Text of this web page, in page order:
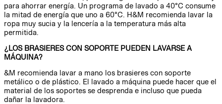
para ahorrar energía. Un programa de lavado a 40°C consume
la mitad de energía que uno a 60°C. H&M recomienda lavar la
ropa muy sucia y la lencería a la temperatura más alta
permitida.
¿LOS BRASIERES CON SOPORTE PUEDEN LAVARSE A
MÁQUINA?
&M recomienda lavar a mano los brasieres con soporte
metálico o de plástico. El lavado a máquina puede hacer que el
material de los soportes se desprenda e incluso que pueda
dañar la lavadora.